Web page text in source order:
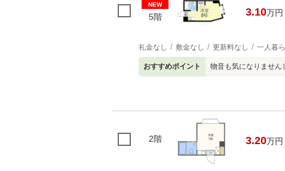
NEW
5階 3.10万円
礼金なし 敷金なし 更新料なし 一人暮
おすすめポイント 物音も気になりません
2階 3.20万円